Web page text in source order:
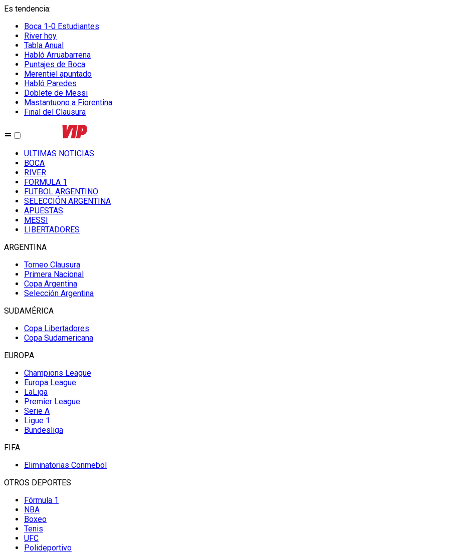
Es tendencia:
Boca 1-0 Estudiantes
River hoy
Tabla Anual
Habló Arruabarrena
Puntajes de Boca
Merentiel apuntado
Habló Paredes
Doblete de Messi
Mastantuono a Fiorentina
Final del Clausura
ULTIMAS NOTICIAS
BOCA
RIVER
FORMULA 1
FUTBOL ARGENTINO
SELECCIÓN ARGENTINA
APUESTAS
MESSI
LIBERTADORES
ARGENTINA
Torneo Clausura
Primera Nacional
Copa Argentina
Selección Argentina
SUDAMÉRICA
Copa Libertadores
Copa Sudamericana
EUROPA
Champions League
Europa League
LaLiga
Premier League
Serie A
Ligue 1
Bundesliga
FIFA
Eliminatorias Conmebol
OTROS DEPORTES
Fórmula 1
NBA
Boxeo
Tenis
UFC
Polideportivo